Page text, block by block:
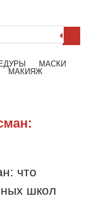
МАСКИ
МАКИЯЖ
что
школ